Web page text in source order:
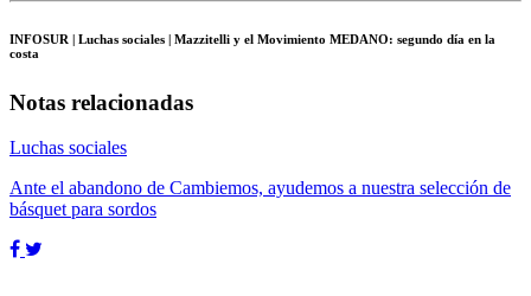
INFOSUR | Luchas sociales | Mazzitelli y el Movimiento MEDANO: segundo día en la
costa
Notas relacionadas
Luchas sociales
Ante el abandono de Cambiemos, ayudemos a nuestra selección de
básquet para sordos